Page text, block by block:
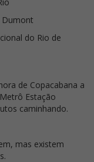
do Rio de
de Copacabana a
Estação
caminhando.
mas existem